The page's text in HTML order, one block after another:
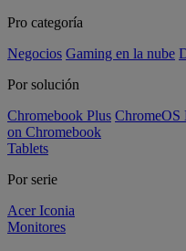
Pro categoría
Negocios Gaming en la nube
Por solución
Chromebook Plus ChromeOS
on Chromebook
Tablets
Por serie
Acer Iconia
Monitores